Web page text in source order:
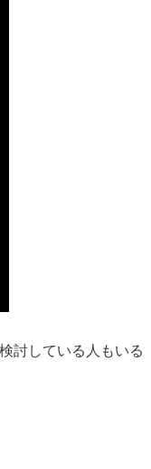
討している人もいる